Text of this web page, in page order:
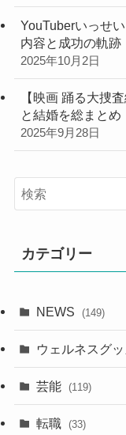
YouTuberいっせ
内容と成功の軌跡
2025年10月2日
【映画 踊る大捜
と結婚を総まとめ
2025年9月28日
カテゴリー
NEWS (149)
ウェルネスグ
芸能 (119)
転職 (33)